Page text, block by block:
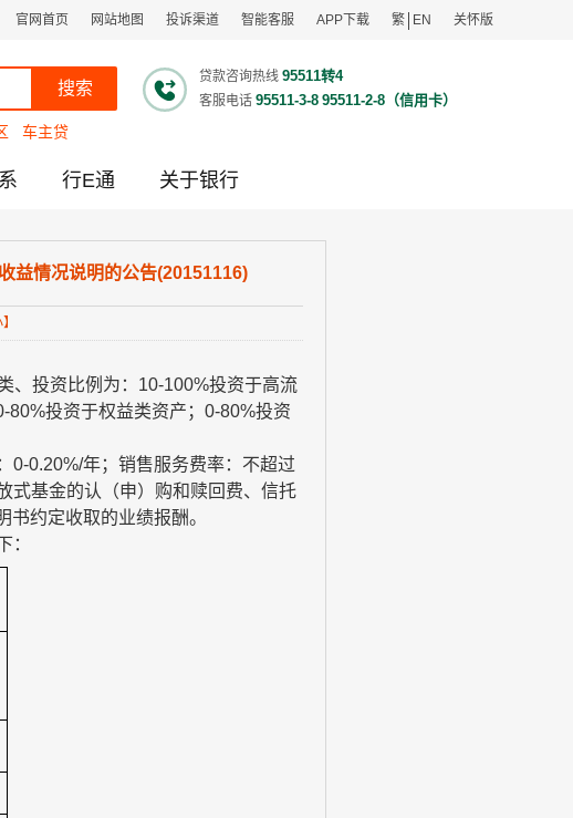
官网首页 网站地图 投诉渠道 智能客服 APP下载 繁 EN 关怀版
搜索
贷款咨询热线 95511转4
客服电话 95511-3-8 95511-2-8（信用卡）
车主贷
行E通 关于银行
益情况说明的公告(20151116)
】
、投资比例为： 10-100%投资于高流
80%投资于权益类资产； 0-80%投资
0-0.20%/年；销售服务费率：不超过
式基金的认（申）购和赎回费、信托
约定收取的业绩报酬。
：